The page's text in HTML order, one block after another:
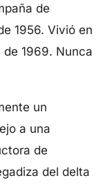
de
1956. Vivió en
1969. Nunca
un
a una
de
del delta